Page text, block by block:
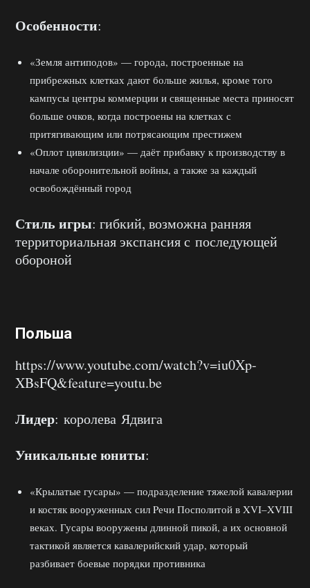
Особенности:
«Земля антиподов» — города, построенные на
прибрежных клетках дают больше жилья, кроме того
кампусы центры коммерции и священные места приносят
больше очков, когда построены на клетках с
притягивающим или потрясающим престижем
«Оплот цивилизции» — даёт прибавку к производству в
начале оборонительной войны, а также за каждый
освобождённый город
Стиль игры: гибкий, возможна ранняя
территориальная экспансия с последующей
обороной
Польша
https://www.youtube.com/watch?v=iu0Xp-
XBsFQ&feature=youtu.be
Лидер: королева Ядвига
Уникальные юниты:
«Крылатые гусары» — подразделение тяжелой кавалерии
и костяк вооруженных сил Pечи Посполитой в XVI–XVIII
веках. Гусары вооружены длинной пикой, а их основной
тактикой является кавалерийский удар, который
разбивает боевые порядки противника